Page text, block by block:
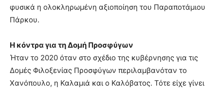
φυσικά η ολοκληρωμένη αξιοποίηση του Παραποτάμιου
Πάρκου.
Η κόντρα για τη Δομή Προσφύγων
Ήταν το 2020 όταν στο σχέδιο της κυβέρνησης για τις
Δομές Φιλοξενίας Προσφύγων περιλαμβανόταν το
Χανόπουλο, η Καλαμιά και ο Καλόβατος. Τότε είχε γίνει